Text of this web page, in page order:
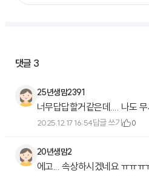
댓글 3
25년생맘2391
너무답답할거같은데.... 나도
2025.12.17 16:54답글 쓰기 0
20년생맘2
에고... 속상하시겠네요 ㅠㅠㅠ